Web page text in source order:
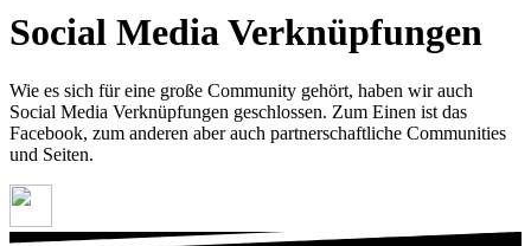
Social Media Verknüpfungen
Wie es sich für eine große Community gehört, haben wir auch
Social Media Verknüpfungen geschlossen. Zum Einen ist das
Facebook, zum anderen aber auch partnerschaftliche Communities
und Seiten.